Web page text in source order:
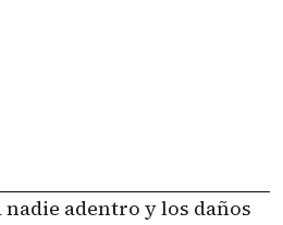
adentro y los daños